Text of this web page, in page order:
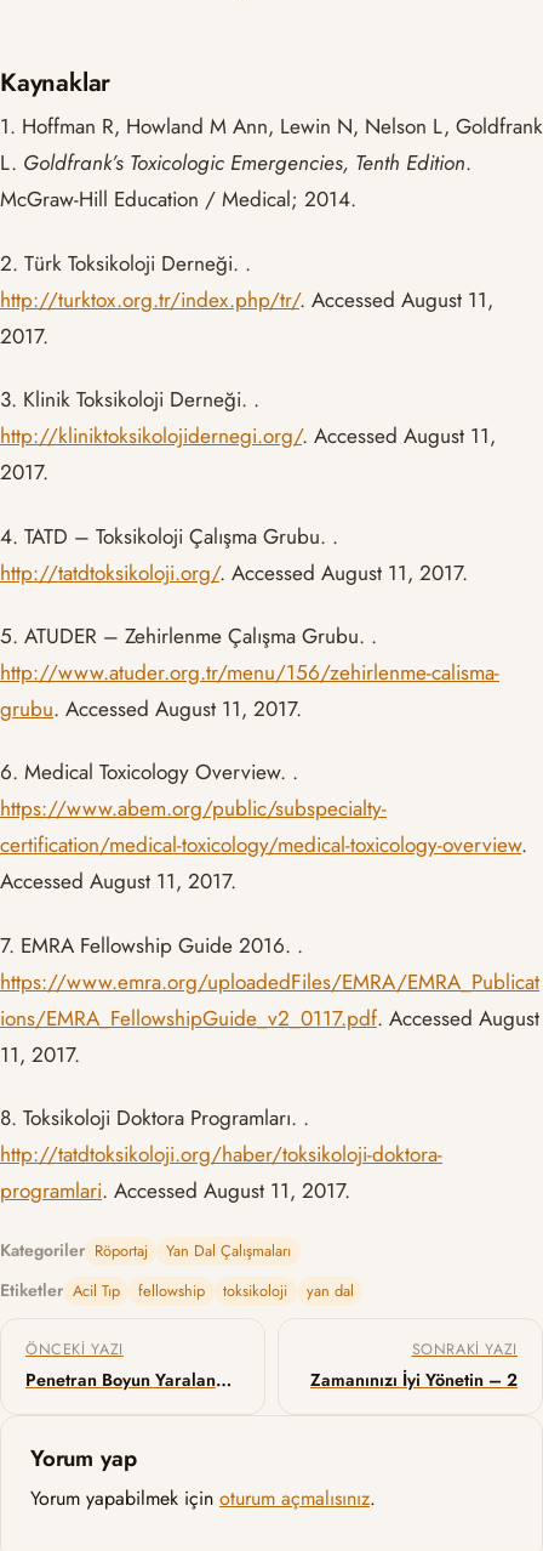
Kaynaklar
1. Hoffman R, Howland M Ann, Lewin N, Nelson L, Goldfrank
L. Goldfrank’s Toxicologic Emergencies, Tenth Edition.
McGraw-Hill Education / Medical; 2014.
2. Türk Toksikoloji Derneği. .
http://turktox.org.tr/index.php/tr/. Accessed August 11,
2017.
3. Klinik Toksikoloji Derneği. .
http://kliniktoksikolojidernegi.org/. Accessed August 11,
2017.
4. TATD – Toksikoloji Çalışma Grubu. .
http://tatdtoksikoloji.org/. Accessed August 11, 2017.
5. ATUDER – Zehirlenme Çalışma Grubu. .
http://www.atuder.org.tr/menu/156/zehirlenme-calisma-
grubu. Accessed August 11, 2017.
6. Medical Toxicology Overview. .
https://www.abem.org/public/subspecialty-
certification/medical-toxicology/medical-toxicology-overview.
Accessed August 11, 2017.
7. EMRA Fellowship Guide 2016. .
https://www.emra.org/uploadedFiles/EMRA/EMRA_Publicat
ions/EMRA_FellowshipGuide_v2_0117.pdf. Accessed August
11, 2017.
8. Toksikoloji Doktora Programları. .
http://tatdtoksikoloji.org/haber/toksikoloji-doktora-
programlari. Accessed August 11, 2017.
Kategoriler Röportaj Yan Dal Çalışmaları
Etiketler Acil Tıp fellowship toksikoloji yan dal
Yazı gezinmesi
ÖNCEKI YAZI
Penetran Boyun Yaralanmalarında Görüntüleme
SONRAKI YAZI
Zamanınızı İyi Yönetin – 2
Yorum yap
Yorum yapabilmek için oturum açmalısınız.